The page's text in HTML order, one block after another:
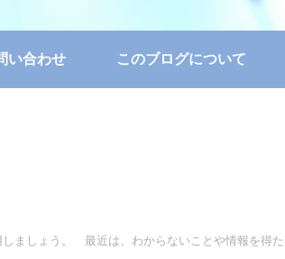
い合わせ このブログについて
ましょう。 最近は、わからないことや情報を得た